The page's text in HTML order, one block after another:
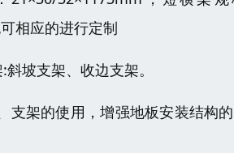
相应的进行定制
坡支架、收边支架。
支架的使用，增强地板安装结构